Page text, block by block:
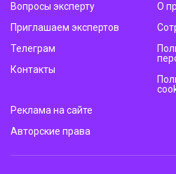
Вопросы эксперту
Приглашаем экспертов
Телеграм
Контакты
О
Реклама на сайте
Авторские права